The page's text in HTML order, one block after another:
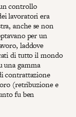
controllo
lavoratori era
anche se non
per un
laddove
di tutto il mondo
una gamma
contrattazione
(retribuzione e
fu ben